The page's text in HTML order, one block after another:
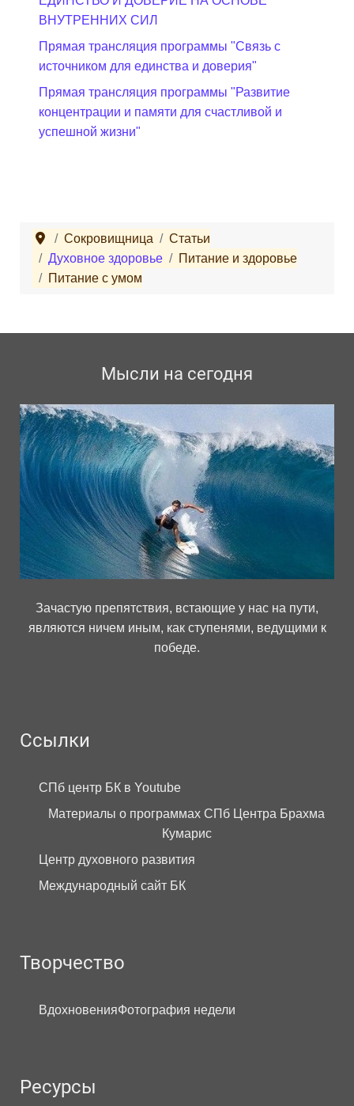
ВНУТРЕННИХ СИЛ
Прямая трансляция программы "Связь с
источником для единства и доверия"
Прямая трансляция программы "Развитие
концентрации и памяти для счастливой и
успешной жизни"
Сокровищница
Статьи
Духовное здоровье
Питание и здоровье
Питание с умом
Мысли на сегодня
Зачастую препятствия, встающие у нас на пути,
являются ничем иным, как ступенями, ведущими к
победе.
Ссылки
СПб центр БК в Youtube
Материалы о программах СПб Центра Брахма
Кумарис
Центр духовного развития
Международный сайт БК
Творчество
ВдохновенияФотография недели
Ресурсы